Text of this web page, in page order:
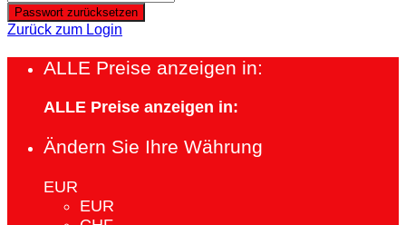
Passwort zurücksetzen
Zurück zum Login
ALLE Preise anzeigen in:
ALLE Preise anzeigen in:
Ändern Sie Ihre Währung
EUR
EUR